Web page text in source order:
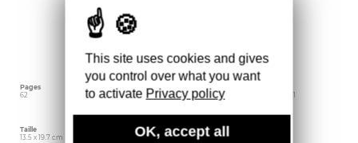
le choc de sa vie! Non que la panthère de
l’Amour soit effrayante mais parce que la
fillette comprend tout ce qu’elle lui dit:
Macalou a peur car elle doit rencontrer un mâle
et sauver son espèce?
Pages
62
Langue
Français
septembre 2021
Taille
13.5 x 19.7 cm
Éditeur
Muséum national d'Histoire
This site uses cookies and gives
you control over what you want
to activate Privacy policy
OK, accept all